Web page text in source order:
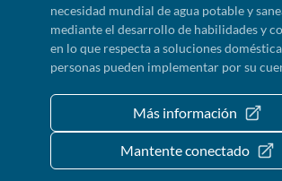
necesidad mundial de agua potable y
mediante el desarrollo de habilidades y
en lo que respecta a soluciones
personas pueden implementar por su
Más información
Mantente conectado